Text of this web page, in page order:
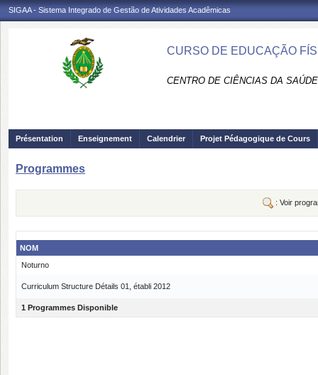
SIGAA - Sistema Integrado de Gestão de Atividades Acadêmicas
CURSO DE EDUCAÇÃO
CENTRO DE CIÊNCIAS DA
Présentation Enseignement Calendrier Projet Pédagogique de Cours
Programmes
: Voir
NOM
Noturno
Curriculum Structure Détails 01, établi 2012
1 Programmes Disponible